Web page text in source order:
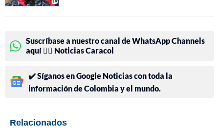
Suscríbase a nuestro canal de WhatsApp Channels
aquí 👉🏻 Noticias Caracol
✔️ Síganos en Google Noticias con toda la
información de Colombia y el mundo.
Relacionados